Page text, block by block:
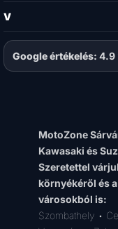
V
Google értékelés:
MotoZone
Kawasaki és
Szeretettel
környékéről és
városokból is:
Szombathely •